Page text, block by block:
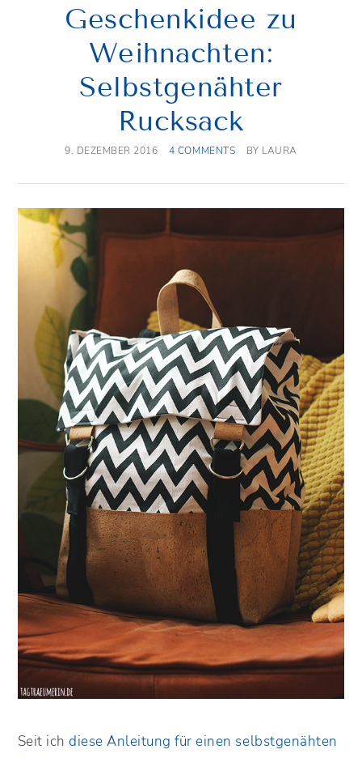
Geschenkidee zu
Weihnachten:
Selbstgenähter
Rucksack
9. DEZEMBER 2016 4 COMMENTS BY LAURA
Seit ichdiese Anleitung für einen selbstgenähten